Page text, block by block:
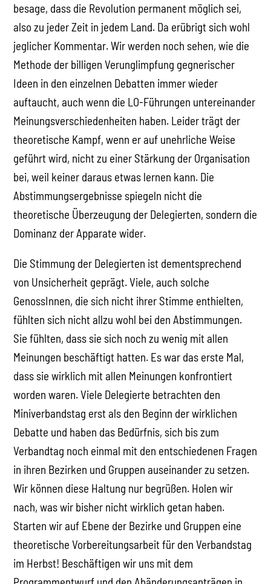
besage, dass die Revolution permanent möglich sei,
also zu jeder Zeit in jedem Land. Da erübrigt sich wohl
jeglicher Kommentar. Wir werden noch sehen, wie die
Methode der billigen Verunglimpfung gegnerischer
Ideen in den einzelnen Debatten immer wieder
auftaucht, auch wenn die LO-Führungen untereinander
Meinungsverschiedenheiten haben. Leider trägt der
theoretische Kampf, wenn er auf unehrliche Weise
geführt wird, nicht zu einer Stärkung der Organisation
bei, weil keiner daraus etwas lernen kann. Die
Abstimmungsergebnisse spiegeln nicht die
theoretische Überzeugung der Delegierten, sondern die
Dominanz der Apparate wider.
Die Stimmung der Delegierten ist dementsprechend
von Unsicherheit geprägt. Viele, auch solche
GenossInnen, die sich nicht ihrer Stimme enthielten,
fühlten sich nicht allzu wohl bei den Abstimmungen.
Sie fühlten, dass sie sich noch zu wenig mit allen
Meinungen beschäftigt hatten. Es war das erste Mal,
dass sie wirklich mit allen Meinungen konfrontiert
worden waren. Viele Delegierte betrachten den
Miniverbandstag erst als den Beginn der wirklichen
Debatte und haben das Bedürfnis, sich bis zum
Verbandtag noch einmal mit den entschiedenen Fragen
in ihren Bezirken und Gruppen auseinander zu setzen.
Wir können diese Haltung nur begrüßen. Holen wir
nach, was wir bisher nicht wirklich getan haben.
Starten wir auf Ebene der Bezirke und Gruppen eine
theoretische Vorbereitungsarbeit für den Verbandstag
im Herbst! Beschäftigen wir uns mit dem